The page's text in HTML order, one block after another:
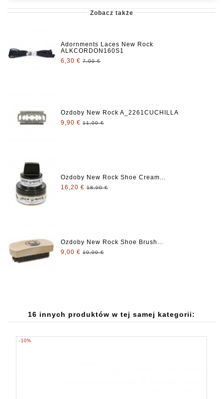
Zobacz także
Adornments Laces New Rock
ALKCORDON160S1
6,30 € 7,00 €
Ozdoby New Rock A_2261CUCHILLA
9,90 € 11,00 €
Ozdoby New Rock Shoe Cream...
16,20 € 18,00 €
Ozdoby New Rock Shoe Brush...
9,00 € 10,00 €
16 innych produktów w tej samej kategorii:
-10%